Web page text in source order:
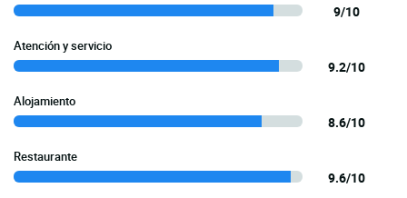
9/10
Atención y servicio
9.2/10
Alojamiento
8.6/10
Restaurante
9.6/10